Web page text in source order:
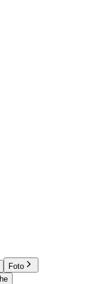
Foto